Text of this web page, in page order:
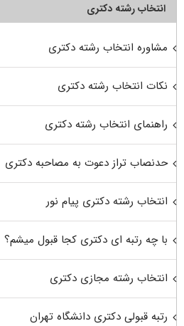
انتخاب رشته دکتری
مشاوره انتخاب رشته دکتری
نکات انتخاب رشته دکتری
راهنمای انتخاب رشته دکتری
حدنصاب تراز دعوت به مصاحبه دکتری
انتخاب رشته دکتری پیام نور
با چه رتبه ای دکتری کجا قبول میشم؟
انتخاب رشته مجازی دکتری
رتبه قبولی دکتری دانشگاه تهران